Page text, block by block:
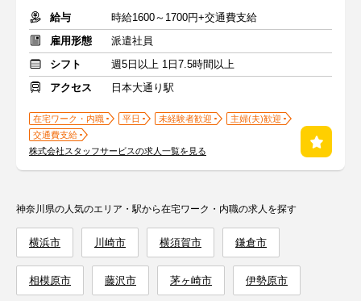
給与
時給1600～1700円+交通費支給
雇用形態
派遣社員
シフト
週5日以上 1日7.5時間以上
アクセス
日本大通り駅
在宅ワーク・内職 平日 未経験者歓迎
主婦(夫)歓迎
交通費支給
株式会社スタッフサービスの求人一覧を見る
神奈川県の人気のエリア・駅から在宅ワーク・内職の求人を探す
横浜市 川崎市 横須賀市 鎌倉市
相模原市 藤沢市 茅ヶ崎市 伊勢原市